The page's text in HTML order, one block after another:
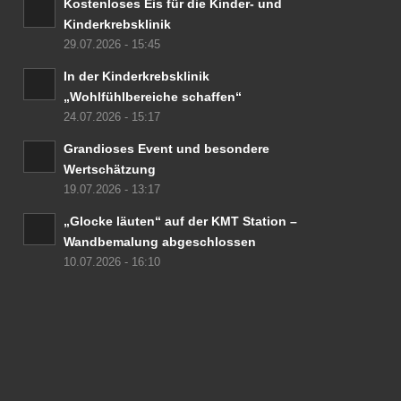
Kostenloses Eis für die Kinder- und
Kinderkrebsklinik
29.07.2026 - 15:45
In der Kinderkrebsklinik
„Wohlfühlbereiche schaffen“
24.07.2026 - 15:17
Grandioses Event und besondere
Wertschätzung
19.07.2026 - 13:17
„Glocke läuten“ auf der KMT Station –
Wandbemalung abgeschlossen
10.07.2026 - 16:10